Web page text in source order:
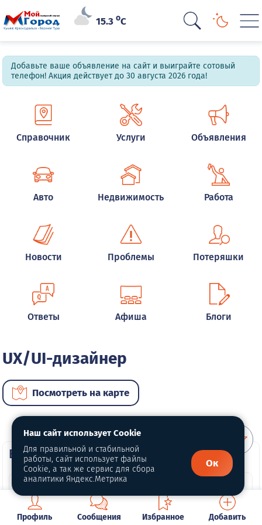
15.3oC
Добавьте ваше объявление на сайт и выиграйте сотовый
телефон! Акция действует до 30 августа 2026 года!
Справочник Услуги Объявления
Авто Недвижимость Работа
Новости Проблемы Потеряшки
Ответы Афиша Блоги
UX/UI-дизайнер
Посмотреть на карте
ВИП услуги
Профиль Сообщения Избранное Добавить
Наш сайт использует Cookie
Для правильной и стабильной
работы, сайт использует файлы
Cookie, а так же сервис для сбора
аналитики Яндекс.Метрика
Ок